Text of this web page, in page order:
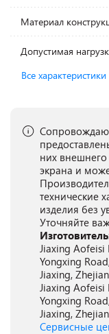
Материал
Допустимая
Все характеристики
них внешнего
экрана и
технические
изделия без
Уточняйте
Jiaxing Aofeisi
Yongxing
Jiaxing,
Jiaxing Aofeisi
Yongxing
Jiaxing,
Сервисные